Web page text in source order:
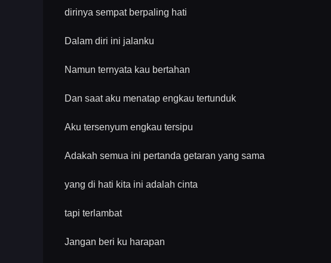
dirinya sempat berpaling hati
Dalam diri ini jalanku
Namun ternyata kau bertahan
Dan saat aku menatap engkau tertunduk
Aku tersenyum engkau tersipu
Adakah semua ini pertanda getaran yang sama
yang di hati kita ini adalah cinta
tapi terlambat
Jangan beri ku harapan